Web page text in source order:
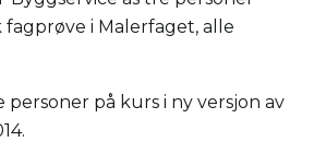
i Malerfaget, alle
personer på kurs i ny versjon av